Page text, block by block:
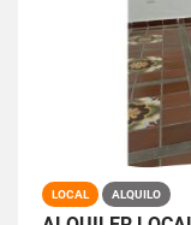
LOCAL ALQUILO